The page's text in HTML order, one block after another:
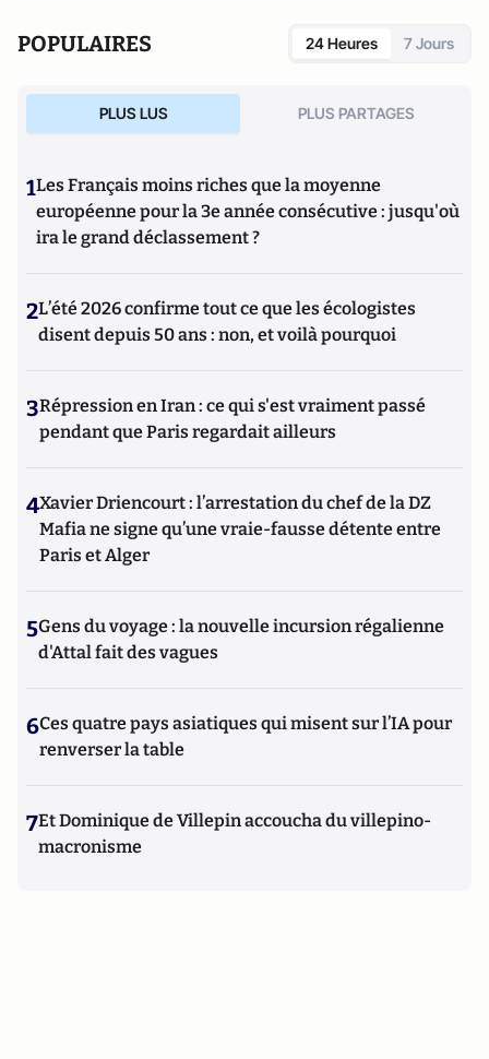
POPULAIRES 24 Heures 7 Jours
PLUS LUS PLUS PARTAGES
1Les Français moins riches que la moyenne
européenne pour la 3e année consécutive : jusqu'où
ira le grand déclassement ?
2L’été 2026 confirme tout ce que les écologistes
disent depuis 50 ans : non, et voilà pourquoi
3Répression en Iran : ce qui s'est vraiment passé
pendant que Paris regardait ailleurs
4Xavier Driencourt : l’arrestation du chef de la DZ
Mafia ne signe qu’une vraie-fausse détente entre
Paris et Alger
5Gens du voyage : la nouvelle incursion régalienne
d'Attal fait des vagues
6Ces quatre pays asiatiques qui misent sur l’IA pour
renverser la table
7Et Dominique de Villepin accoucha du villepino-
macronisme